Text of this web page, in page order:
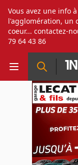
Vous avez une info
l'agglomération, un
coeur... contactez-
79 64 43 86